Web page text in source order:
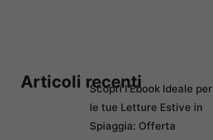
Articoli recentiScopri l’Ebook Ideale per
le tue Letture Estive in
Spiaggia: Offerta